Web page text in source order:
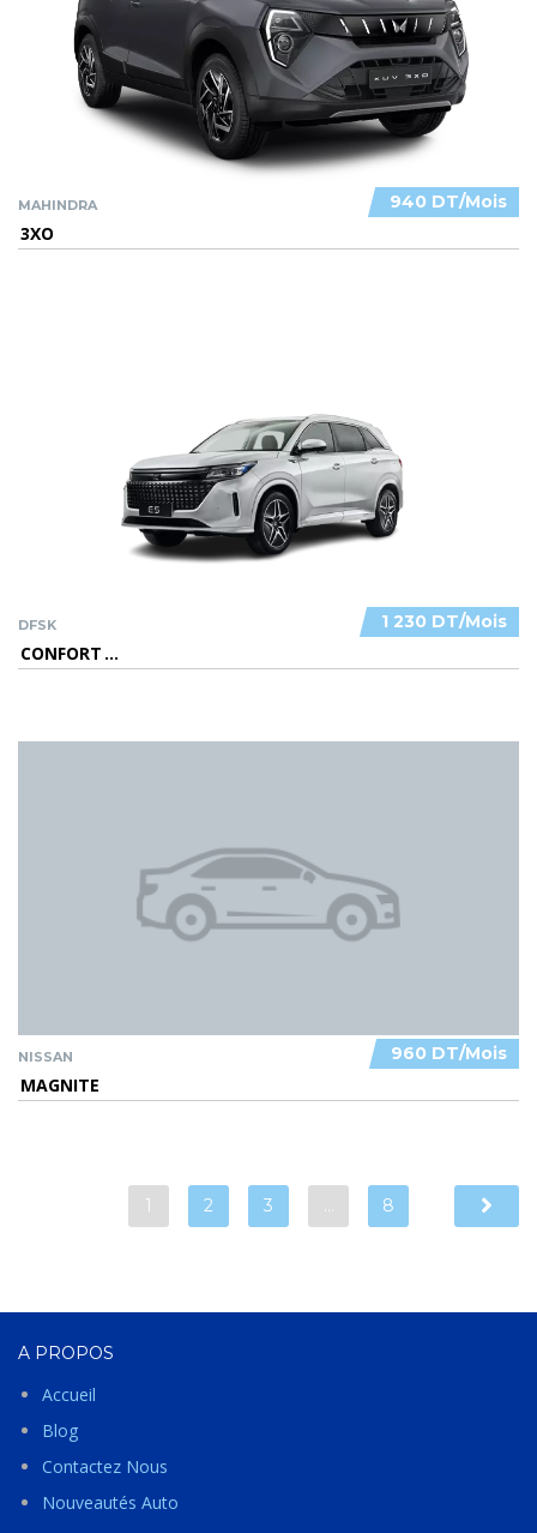
940 DT/Mois
MAHINDRA
3XO
1 230 DT/Mois
DFSK
CONFORT ...
960 DT/Mois
NISSAN
MAGNITE
1 2 3 … 8
A PROPOS
Accueil
Blog
Contactez Nous
Nouveautés Auto